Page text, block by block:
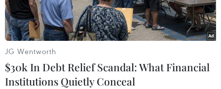
JG Wentworth
$30k In Debt Relief Scandal: What Financial
Institutions Quietly Conceal